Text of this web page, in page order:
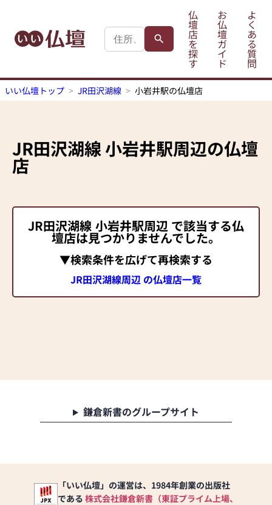
仏
壇
店
を
探
す
お
仏
壇
ガ
イ
ド
よ
く
あ
る
質
問
いい仏壇トップ JR田沢湖線 小岩井駅の仏壇店
JR田沢湖線小岩井駅周辺の仏壇
店
JR田沢湖線 小岩井駅周辺 で該当する仏
壇店は見つかりませんでした。
▼検索条件を広げて再検索する
JR田沢湖線周辺 の仏壇店一覧
鎌倉新書のグループサイト
「いい仏壇」の運営は、1984年創業の出版社
である 株式会社鎌倉新書（東証プライム上場、